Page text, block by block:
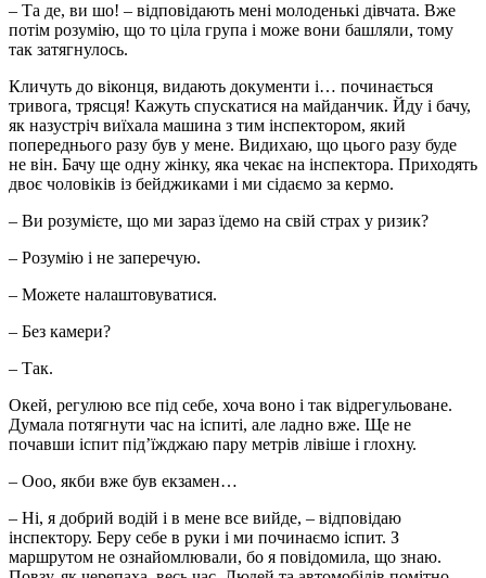
– Та де, ви шо! – відповідають мені молоденькі дівчата. Вже
потім розумію, що то ціла група і може вони башляли, тому
так затягнулось.
Кличуть до віконця, видають документи і… починається
тривога, трясця! Кажуть спускатися на майданчик. Йду і бачу,
як назустріч виїхала машина з тим інспектором, який
попереднього разу був у мене. Видихаю, що цього разу буде
не він. Бачу ще одну жінку, яка чекає на інспектора. Приходять
двоє чоловіків із бейджиками і ми сідаємо за кермо.
– Ви розумієте, що ми зараз їдемо на свій страх у ризик?
– Розумію і не заперечую.
– Можете налаштовуватися.
– Без камери?
– Так.
Окей, регулюю все під себе, хоча воно і так відрегульоване.
Думала потягнути час на іспиті, але ладно вже. Ще не
почавши іспит під’їжджаю пару метрів лівіше і глохну.
– Ооо, якби вже був екзамен…
– Ні, я добрий водій і в мене все вийде, – відповідаю
інспектору. Беру себе в руки і ми починаємо іспит. З
маршрутом не ознайомлювали, бо я повідомила, що знаю.